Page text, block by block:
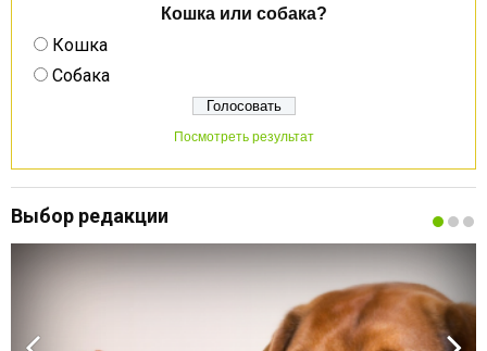
Кошка или собака?
Кошка
Собака
Посмотреть результат
Выбор редакции